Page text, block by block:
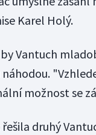
Karel Holý.
Vantuch
možnost se
druhý